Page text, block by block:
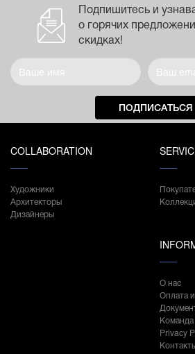
Подпишитесь и
о горячих
скидках!
ПОДПИСАТЬСЯ
COLLABORATION
Художники
Архитекторы
Дизайнеры
О нас
Оплата
Команда
Privacy